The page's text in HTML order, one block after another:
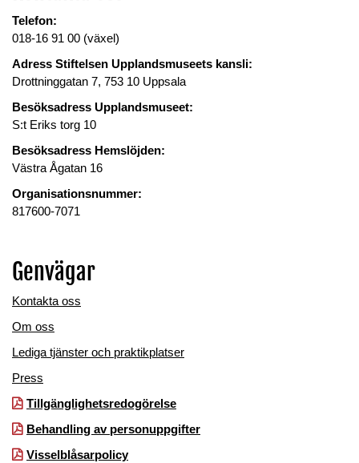
Telefon:
018-16 91 00 (växel)
Adress Stiftelsen Upplandsmuseets kansli:
Drottninggatan 7, 753 10 Uppsala
Besöksadress Upplandsmuseet:
S:t Eriks torg 10
Besöksadress Hemslöjden:
Västra Ågatan 16
Organisationsnummer:
817600-7071
Genvägar
Kontakta oss
Om oss
Lediga tjänster och praktikplatser
Press
Tillgänglighetsredogörelse
Behandling av personuppgifter
Visselblåsarpolicy